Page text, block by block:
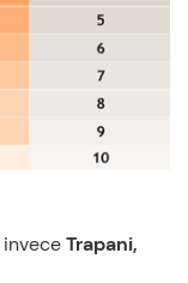
Trapani,